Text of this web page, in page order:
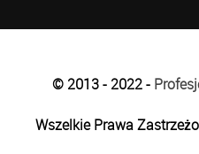
© 2013 - 2022 -
Wszelkie Prawa